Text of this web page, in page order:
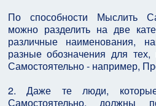
По способности Мыслить
можно разделить на две
различные наименования,
разные обозначения для
Самостоятельно - например,
2. Даже те люди,
Самостоятельно, должны